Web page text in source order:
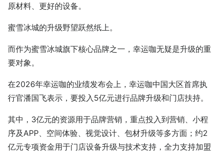
原材料、更好的设备。
蜜雪冰城的升级野望跃然纸上。
而作为蜜雪冰城旗下核心品牌之一，幸运咖无疑是升级的重
要对象。
在2026年幸运咖的业绩发布会上，幸运咖中国大区首席执
行官潘国飞表示，要投入5亿元进行品牌升级和门店扶持。
其中，3亿元的资源用于品牌营销，重点投入到营销、小程
序及APP、空间体验、视觉设计、包材升级等多方面；约2
亿元专项资金用于门店设备升级与技术支持，全力支持加盟